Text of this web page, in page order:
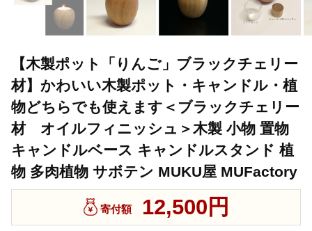
【木製ポット「りんご」ブラックチェリー
材】かわいい木製ポット・キャンドル・植
物どちらでも使えます＜ブラックチェリー
材 オイルフィニッシュ＞木製 小物 置物
キャンドルベース キャンドルスタンド 植
物 多肉植物 サボテン MUKU屋 MUFactory
寄付額 12,500円